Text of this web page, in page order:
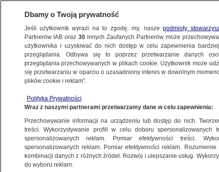
USA
Iran "przekazał wiadomość"
do Waszyngtonu. "Zwykłe bzdury"
ŚWIAT
Pentagon zidentyfikował kolejnych
poległych żołnierzy USA
ŚWIAT
Dbamy o Twoją prywatność
Jeśli użytkownik wyrazi na to zgodę, my, naszepodmioty
Partnerów IAB oraz30 innych Zaufanych Partnerów może
użytkownika i uzyskiwać do nich dostęp w celu zapewnienia
przeglądania. Odbywa się to poprzez przetwarzanie danych
przeglądania przechowywanych w plikach cookie. Użytkownik może
się przetwarzaniu w oparciu o uzasadniony interes w dowolnym
plików cookie i reklam”.
Polityka Prywatności
Wraz z naszymi partnerami przetwarzamy dane w celu zapewnienia:
Przechowywanie informacji na urządzeniu lub dostęp do nich.
treści. Wykorzystywanie profili w celu doboru spersonalizowanych
spersonalizowanych reklam. Pomiar efektywności treści.
spersonalizowanych reklam. Pomiar efektywności reklam.
kombinacji danych z różnych źródeł. Rozwój i ulepszanie usług.
do wyboru reklam.